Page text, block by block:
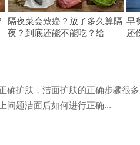
隔夜菜会致癌？放了多久算隔
夜？到底还能不能吃？给
早
还
护肤，洁面护肤的正确步骤很
问题洁面后如何进行正确...